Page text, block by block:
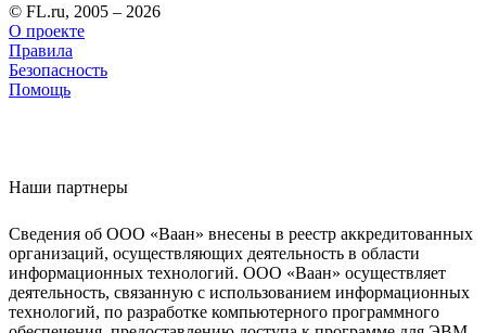
© FL.ru, 2005 – 2026
О проекте
Правила
Безопасность
Помощь
Наши партнеры
Сведения об ООО «Ваан» внесены в реестр аккредитованных
организаций, осуществляющих деятельность в области
информационных технологий. ООО «Ваан» осуществляет
деятельность, связанную с использованием информационных
технологий, по разработке компьютерного программного